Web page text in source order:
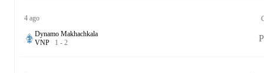
4 ago
Dynamo Makhachkala
VNP 1 - 2